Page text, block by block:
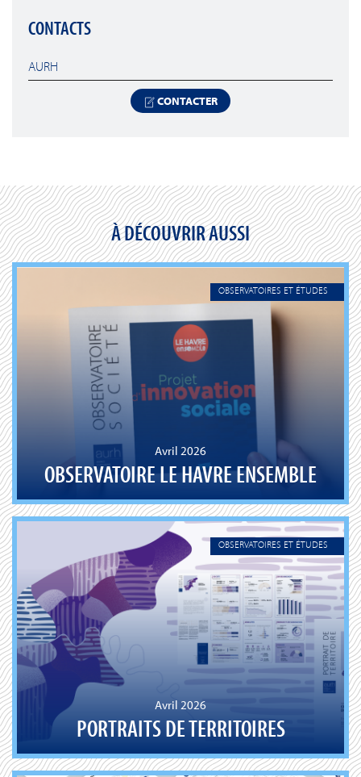
CONTACTS
AURH
CONTACTER
À DÉCOUVRIR AUSSI
OBSERVATOIRES ET ÉTUDES
Avril 2026
OBSERVATOIRE LE HAVRE ENSEMBLE
OBSERVATOIRES ET ÉTUDES
Avril 2026
PORTRAITS DE TERRITOIRES